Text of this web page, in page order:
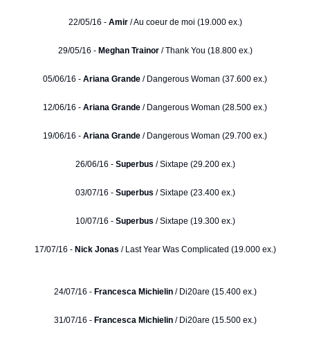
22/05/16 - Amir / Au coeur de moi (19.000 ex.)
29/05/16 - Meghan Trainor/ Thank You (18.800 ex.)
05/06/16 - Ariana Grande / Dangerous Woman (37.600 ex.)
12/06/16 - Ariana Grande / Dangerous Woman (28.500 ex.)
19/06/16 - Ariana Grande / Dangerous Woman (29.700 ex.)
26/06/16 - Superbus / Sixtape (29.200 ex.)
03/07/16 - Superbus / Sixtape (23.400 ex.)
10/07/16 - Superbus / Sixtape (19.300 ex.)
17/07/16 - Nick Jonas / Last Year Was Complicated (19.000 ex.)
24/07/16 - Francesca Michielin/ Di20are (15.400 ex.)
31/07/16 - Francesca Michielin/ Di20are (15.500 ex.)